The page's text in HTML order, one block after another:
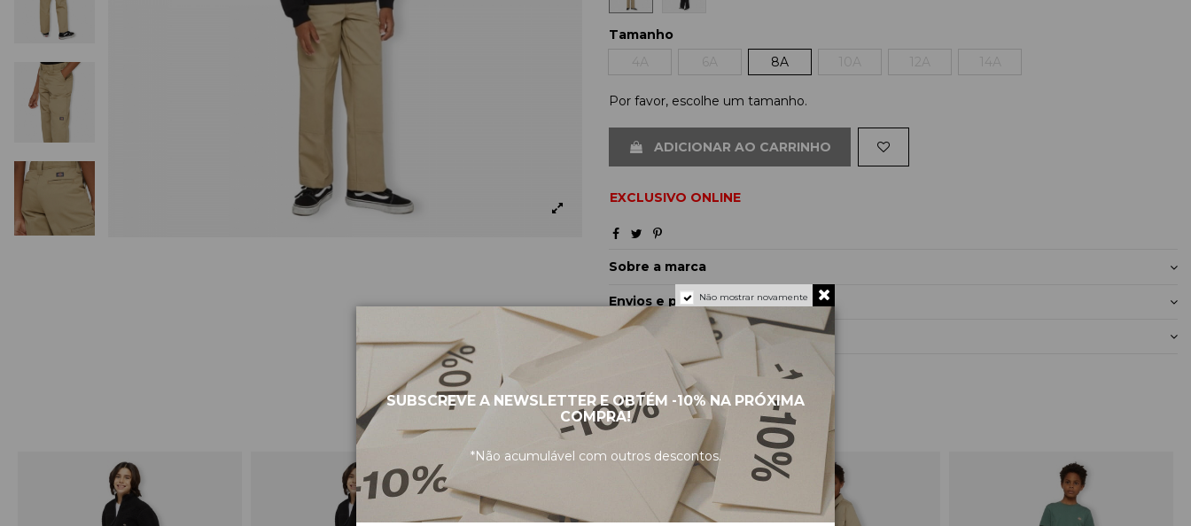
Tamanho
8A
Por favor, escolhe um tamanho.
ADICIONAR AO CARRINHO
EXCLUSIVO ONLINE
Sobre a marca
Envios e pagamentos
Devoluções e trocas
PRODUTOS RELACIONADOS
Não mostrar novamente
SUBSCREVE A NEWSLETTER E OBTÉM -10%NA PRÓXIMA
COMPRA!
*Não acumulável com outros descontos.